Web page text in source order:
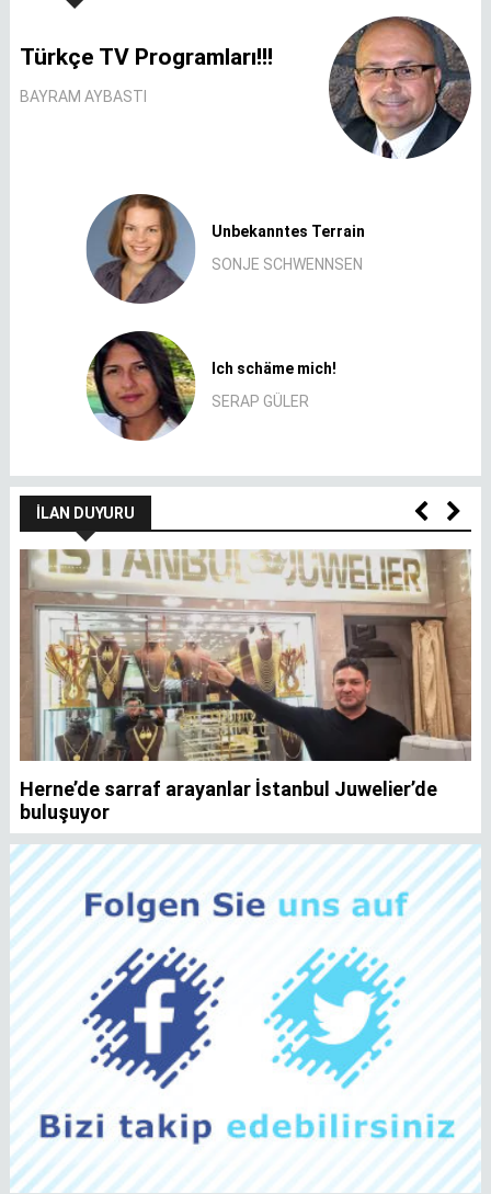
Türkçe TV Programları!!!
BAYRAM AYBASTI
Unbekanntes Terrain
SONJE SCHWENNSEN
Ich schäme mich!
SERAP GÜLER
İLAN DUYURU
Herne’de sarraf arayanlar İstanbul Juwelier’de
buluşuyor